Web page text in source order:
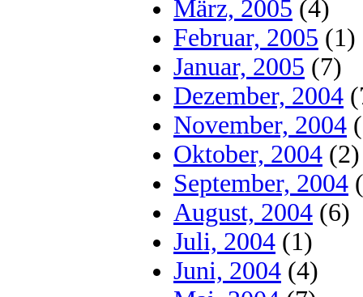
März, 2005 (4)
Februar, 2005 (1)
Januar, 2005 (7)
Dezember, 2004
November, 2004
Oktober, 2004 (2)
September, 2004
August, 2004 (6)
Juli, 2004 (1)
Juni, 2004 (4)